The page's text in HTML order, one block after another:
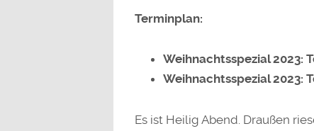
Terminplan:
Weihnachtsspezial 2023:
Weihnachtsspezial 2023:
Es ist Heilig Abend. Draußen